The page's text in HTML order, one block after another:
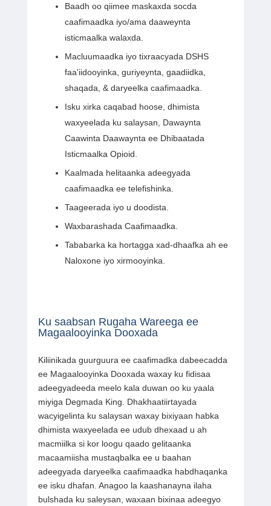
Baadh oo qiimee maskaxda socda
caafimaadka iyo/ama daaweynta
isticmaalka walaxda.
Macluumaadka iyo tixraacyada DSHS
faa'iidooyinka, guriyeynta, gaadiidka,
shaqada, & daryeelka caafimaadka.
Isku xirka caqabad hoose, dhimista
waxyeelada ku salaysan, Dawaynta
Caawinta Daawaynta ee Dhibaatada
Isticmaalka Opioid.
Kaalmada helitaanka adeegyada
caafimaadka ee telefishinka.
Taageerada iyo u doodista.
Waxbarashada Caafimaadka.
Tababarka ka hortagga xad-dhaafka ah ee
Naloxone iyo xirmooyinka.
Ku saabsan Rugaha Wareega ee
Magaalooyinka Dooxada
Kiliinikada guurguura ee caafimadka dabeecadda
ee Magaalooyinka Dooxada waxay ku fidisaa
adeegyadeeda meelo kala duwan oo ku yaala
miyiga Degmada King. Dhakhaatiirtayada
wacyigelinta ku salaysan waxay bixiyaan habka
dhimista waxyeelada ee udub dhexaad u ah
macmiilka si kor loogu qaado gelitaanka
macaamiisha mustaqbalka ee u baahan
adeegyada daryeelka caafimaadka habdhaqanka
ee isku dhafan. Anagoo la kaashanayna ilaha
bulshada ku saleysan, waxaan bixinaa adeegyo